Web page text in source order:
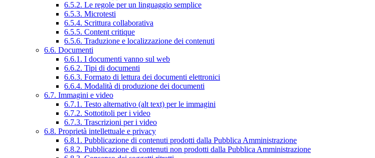
6.5.2. Le regole per un linguaggio semplice
6.5.3. Microtesti
6.5.4. Scrittura collaborativa
6.5.5. Content critique
6.5.6. Traduzione e localizzazione dei contenuti
6.6. Documenti
6.6.1. I documenti vanno sul web
6.6.2. Tipi di documenti
6.6.3. Formato di lettura dei documenti elettronici
6.6.4. Modalità di produzione dei documenti
6.7. Immagini e video
6.7.1. Testo alternativo (alt text) per le immagini
6.7.2. Sottotitoli per i video
6.7.3. Trascrizioni per i video
6.8. Proprietà intellettuale e privacy
6.8.1. Pubblicazione di contenuti prodotti dalla Pubblica Amministrazione
6.8.2. Pubblicazione di contenuti non prodotti dalla Pubblica Amministrazione